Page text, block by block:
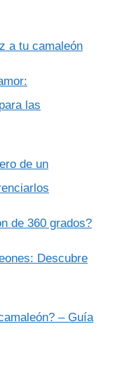
a tu camaleón
las
de un
de 360 grados?
Descubre
– Guía